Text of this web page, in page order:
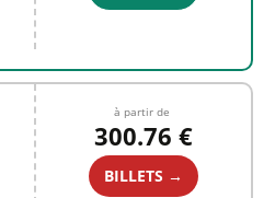
à partir de
300.76 €
BILLETS →